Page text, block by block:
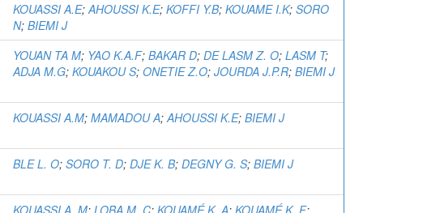
KOUASSI A.E;AHOUSSI K.E; KOFFI Y.B; KOUAME I.K; SORO
N; BIEMI J
YOUAN TA M; YAO K.A.F; BAKAR D; DE LASM Z. O; LASM T;
ADJA M.G; KOUAKOU S; ONETIE Z.O; JOURDA J.P.R; BIEMI J
KOUASSI A.M; MAMADOU A;AHOUSSI K.E; BIEMI J
BLE L. O; SORO T. D; DJE K. B; DEGNY G. S; BIEMI J
KOUASSI A. M; LOBA M. C; KOUAMÉ K. A; KOUAMÉ K. F;